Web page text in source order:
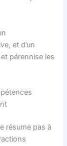
et d’un
pérennise les
résume pas à